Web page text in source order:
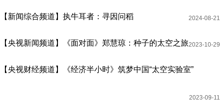
【新闻综合频道】执牛耳者：寻因问稻 2024-08-21
【央视新闻频道】《面对面》郑慧琼：种子的太空之旅2023-10-29
【央视财经频道】《经济半小时》筑梦中国“太空实验室”
2023-09-11